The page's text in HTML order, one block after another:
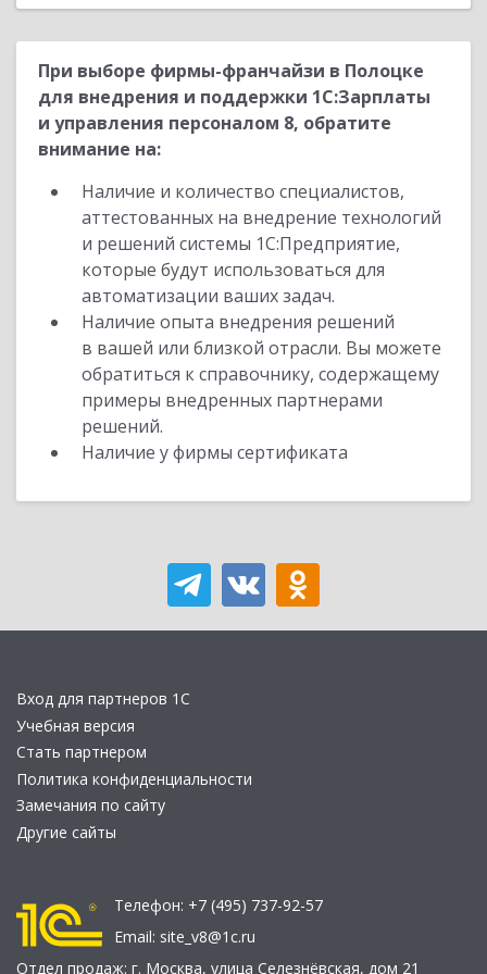
При выборе фирмы-франчайзи в Полоцке
для внедрения и поддержки 1С:Зарплаты
и управления персоналом 8, обратите
внимание на:
Наличие и количество специалистов,
аттестованных на внедрение технологий
и решений системы 1С:Предприятие,
которые будут использоваться для
автоматизации ваших задач.
Наличие опыта внедрения решений
в вашей или близкой отрасли. Вы можете
обратиться к справочнику, содержащему
примеры внедренных партнерами
решений.
Наличие у фирмы сертификата
Вход для партнеров 1С
Учебная версия
Стать партнером
Политика конфиденциальности
Замечания по сайту
Другие сайты
Телефон: +7 (495) 737-92-57
Email: site_v8@1c.ru
Отдел продаж: г. Москва, улица Селезнёвская, дом 21